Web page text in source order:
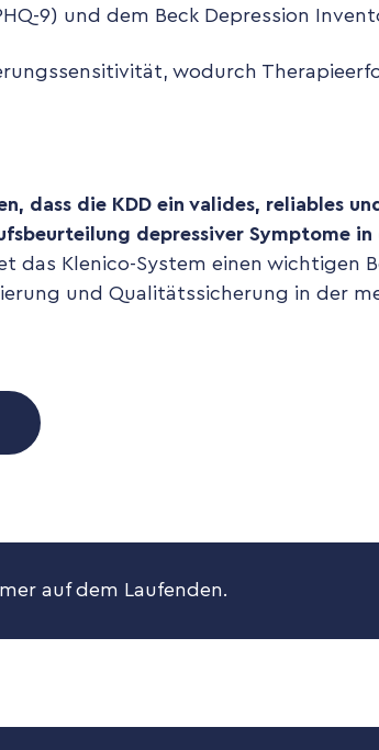
9) und dem Beck Depression
wodurch
dass die KDD ein valides, reliables
depressiver Symptome
das Klenico-System einen wichtigen
und Qualitätssicherung in der
auf dem Laufenden.